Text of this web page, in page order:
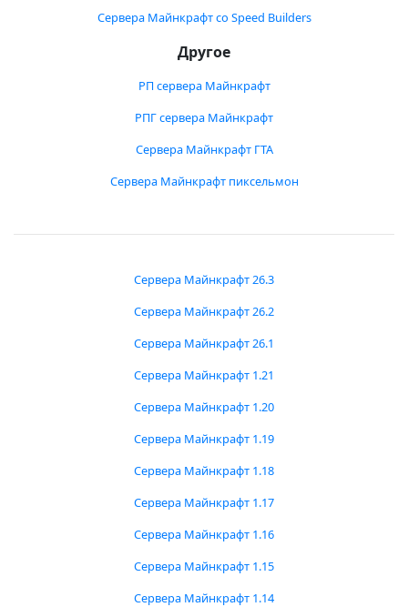
Сервера Майнкрафт со Speed Builders
Другое
РП сервера Майнкрафт
РПГ сервера Майнкрафт
Сервера Майнкрафт ГТА
Сервера Майнкрафт пиксельмон
Сервера Майнкрафт 26.3
Сервера Майнкрафт 26.2
Сервера Майнкрафт 26.1
Сервера Майнкрафт 1.21
Сервера Майнкрафт 1.20
Сервера Майнкрафт 1.19
Сервера Майнкрафт 1.18
Сервера Майнкрафт 1.17
Сервера Майнкрафт 1.16
Сервера Майнкрафт 1.15
Сервера Майнкрафт 1.14